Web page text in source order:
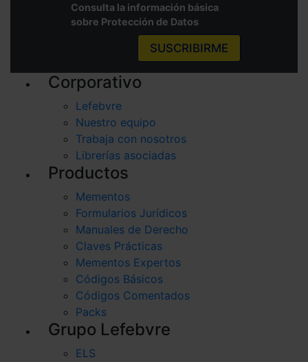
Consulta la información básica
sobre Protección de Datos
SUSCRIBIRME
Corporativo
Lefebvre
Nuestro equipo
Trabaja con nosotros
Librerías asociadas
Productos
Mementos
Formularios Jurídicos
Manuales de Derecho
Claves Prácticas
Mementos Expertos
Códigos Básicos
Códigos Comentados
Packs
Grupo Lefebvre
ELS